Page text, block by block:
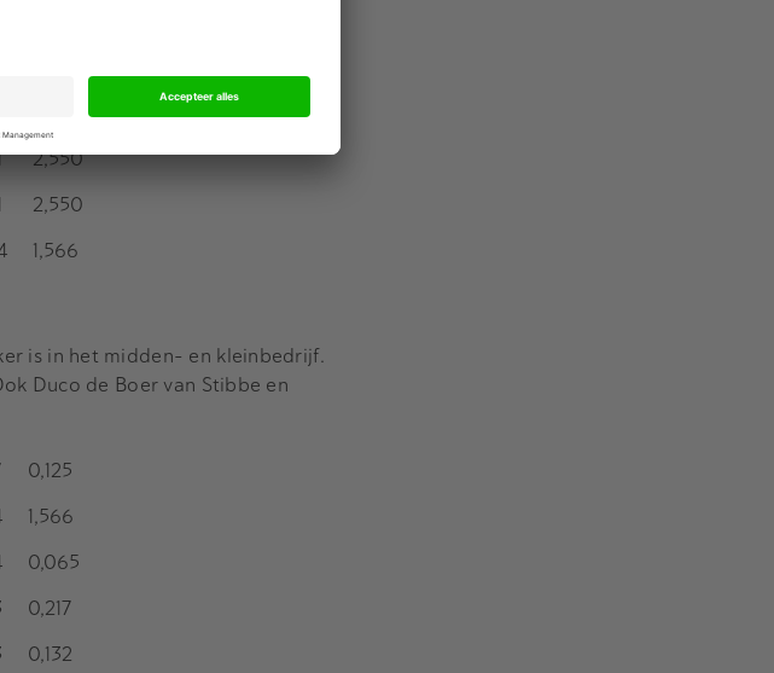
2,550
2,550
1,566
is in het midden- en kleinbedrijf.
Duco de Boer van Stibbe en
0,125
1,566
0,065
0,217
0,132